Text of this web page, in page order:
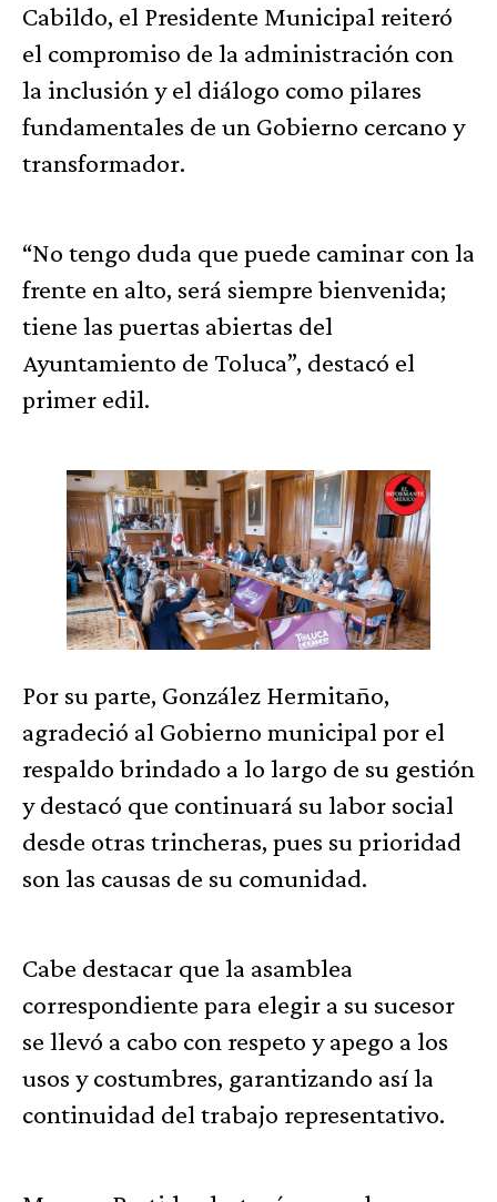
Cabildo, el Presidente Municipal reiteró
el compromiso de la administración con
la inclusión y el diálogo como pilares
fundamentales de un Gobierno cercano y
transformador.
“No tengo duda que puede caminar con la
frente en alto, será siempre bienvenida;
tiene las puertas abiertas del
Ayuntamiento de Toluca”, destacó el
primer edil.
Por su parte, González Hermitaño,
agradeció al Gobierno municipal por el
respaldo brindado a lo largo de su gestión
y destacó que continuará su labor social
desde otras trincheras, pues su prioridad
son las causas de su comunidad.
Cabe destacar que la asamblea
correspondiente para elegir a su sucesor
se llevó a cabo con respeto y apego a los
usos y costumbres, garantizando así la
continuidad del trabajo representativo.